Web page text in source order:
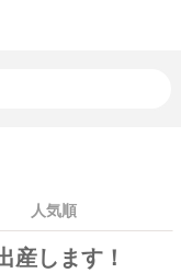
人気順
産します！